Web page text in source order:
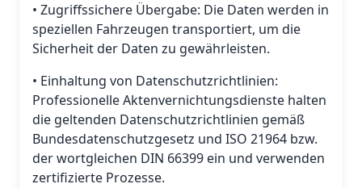
• Zugriffssichere Übergabe: Die Daten werden in
speziellen Fahrzeugen transportiert, um die
Sicherheit der Daten zu gewährleisten.
• Einhaltung von Datenschutzrichtlinien:
Professionelle Aktenvernichtungsdienste halten
die geltenden Datenschutzrichtlinien gemäß
Bundesdatenschutzgesetz und ISO 21964 bzw.
der wortgleichen DIN 66399 ein und verwenden
zertifizierte Prozesse.